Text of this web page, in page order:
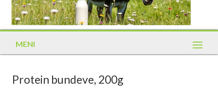
MENI
Protein bundeve, 200g